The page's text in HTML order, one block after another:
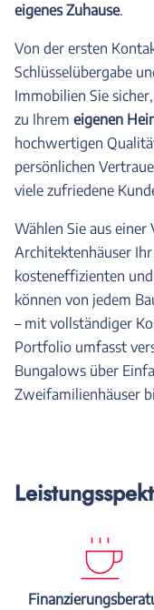
eigenes Zuhause.
Von der ersten
Schlüsselübergabe
Immobilien Sie
zu Ihrem eigenen
hochwertigen
persönlichen
viele zufriedene
Wählen Sie aus
Architektenhäuser
kosteneffizienten
können von jedem
– mit vollständiger
Portfolio umfasst
Bungalows über
Zweifamilienhäuser